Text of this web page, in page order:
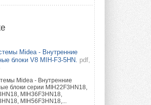
для ЦОД
использование
инверторов
года Федеральная
по связи США (FCC) обновила
перечень Covered ...
Midea - Внутренние
блоки V8 MIH-F3-5HN. pdf,
Midea - Внутренние
блоки серии MIH22F3HN18,
MIH36F3HN18,
MIH56F3HN18,...